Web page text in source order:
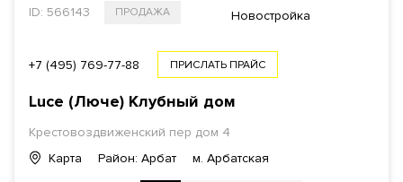
ID: 566143 ПРОДАЖА Новостройка
+7 (495) 769-77-88 ПРИСЛАТЬ ПРАЙС
Luce (Люче) Клубный дом
Крестовоздвиженский пер дом 4
Карта
Район: Арбат м. Арбатская